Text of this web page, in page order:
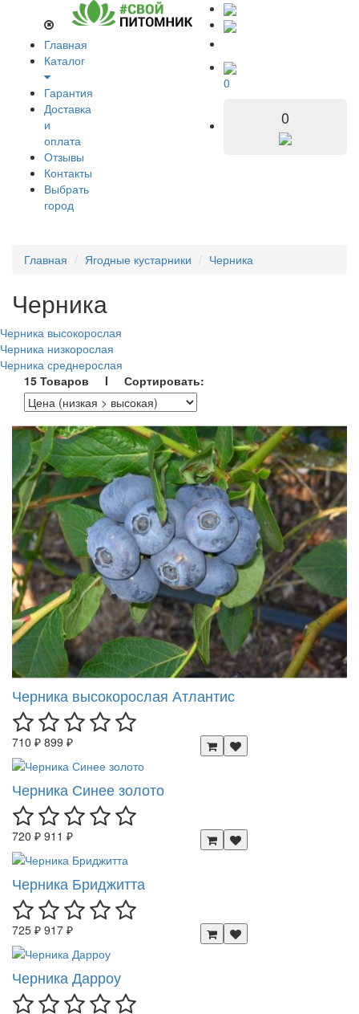
Главная
Каталог
Гарантия
Доставка
и
оплата
Отзывы
Контакты
Выбрать
город
0
0
Главная Ягодные кустарники Черника
Черника
Черника высокорослая
Черника низкорослая
Черника среднерослая
15 Товаров I Сортировать:
Черника высокорослая Атлантис
710 ₽ 899 ₽
Черника Синее золото
720 ₽ 911 ₽
Черника Бриджитта
725 ₽ 917 ₽
Черника Дарроу